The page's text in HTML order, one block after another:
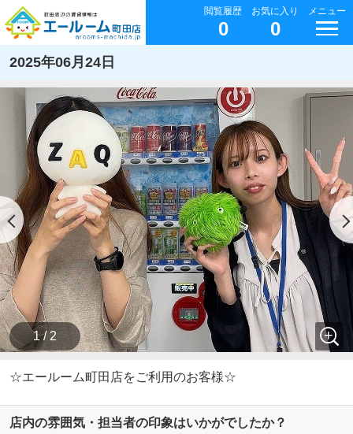
閲覧履歴
0
お気に入り
0
メニュー
2025年06月24日
1 / 2
☆エールーム町田店をご利用のお客様☆
店内の雰囲気・担当者の印象はいかがでしたか？